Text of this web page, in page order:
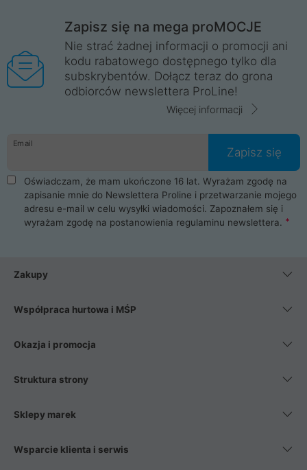
Zapisz się na mega proMOCJE
Nie strać żadnej informacji o promocji ani
kodu rabatowego dostępnego tylko dla
subskrybentów. Dołącz teraz do grona
odbiorców newslettera ProLine!
Więcej informacji
Email
Zapisz się
Oświadczam, że mam ukończone 16 lat. Wyrażam zgodę na
zapisanie mnie do Newslettera Proline i przetwarzanie mojego
adresu e-mail w celu wysyłki wiadomości. Zapoznałem się i
wyrażam zgodę na postanowienia regulaminu newslettera.
Zakupy
Współpraca hurtowa i MŚP
Okazja i promocja
Struktura strony
Sklepy marek
Wsparcie klienta i serwis